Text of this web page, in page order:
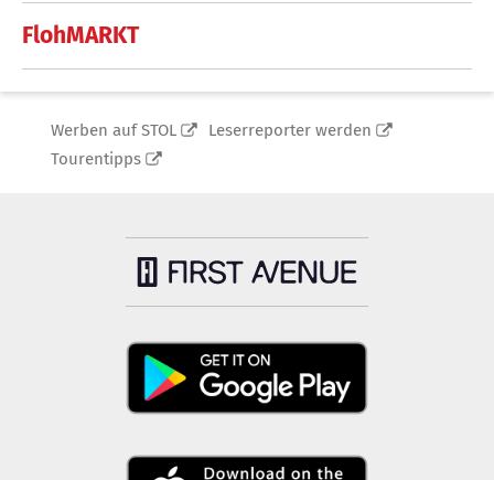
FlohMARKT
Werben auf STOL
Leserreporter werden
Tourentipps